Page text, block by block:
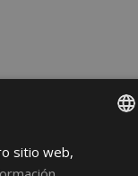
sitio web,